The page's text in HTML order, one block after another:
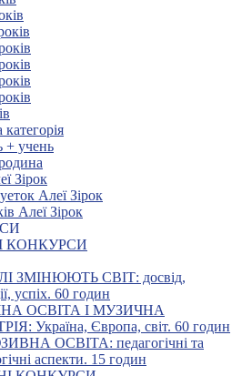
+ учень
Зірок
Алеї Зірок
Алеї Зірок
КОНКУРСИ
ЗМІНЮЮТЬ СВІТ: досвід,
успіх. 60 годин
ОСВІТА І МУЗИЧНА
Україна, Європа, світ. 60 годин
ОСВІТА: педагогічні та
аспекти. 15 годин